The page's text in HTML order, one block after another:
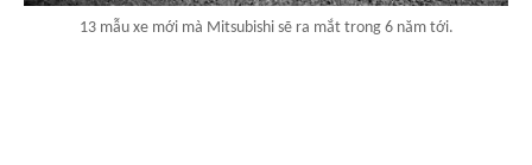
13 mẫu xe mới mà Mitsubishi sẽ ra mắt trong 6 năm tới.